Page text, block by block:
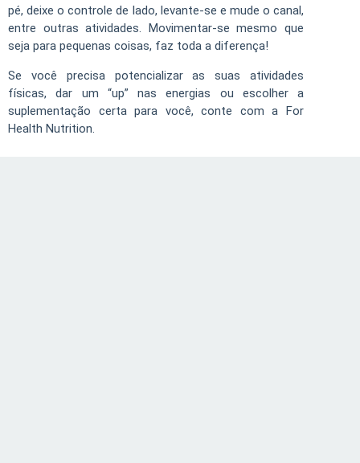
pé, deixe o controle de lado, levante-se e mude o canal,
entre outras atividades. Movimentar-se mesmo que
seja para pequenas coisas, faz toda a diferença!
Se você precisa potencializar as suas atividades
físicas, dar um “up” nas energias ou escolher a
suplementação certa para você, conte com a For
Health Nutrition.